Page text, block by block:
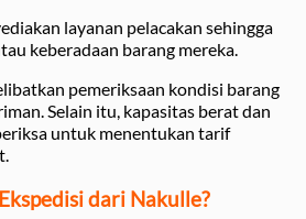
layanan pelacakan sehingga
keberadaan barang mereka.
pemeriksaan kondisi barang
Selain itu, kapasitas berat dan
untuk menentukan tarif
dari Nakulle?